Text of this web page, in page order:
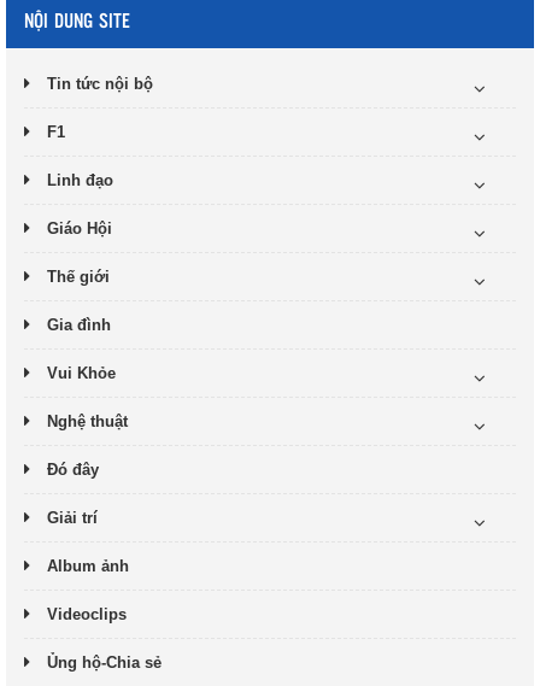
NỘI DUNG SITE
Tin tức nội bộ
F1
Linh đạo
Giáo Hội
Thế giới
Gia đình
Vui Khỏe
Nghệ thuật
Đó đây
Giải trí
Album ảnh
Videoclips
Ủng hộ-Chia sẻ